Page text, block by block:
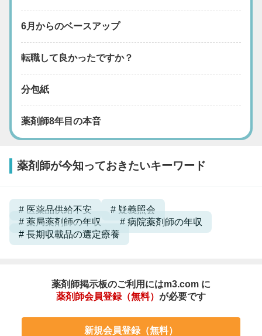
6月からのベースアップ
転職して良かったですか？
分包紙
薬剤師8年目の本音
薬剤師が今知っておきたいキーワード
医薬品供給不安
疑義照会
薬局薬剤師の年収
病院薬剤師の年収
長期収載品の選定療養
薬剤師掲示板のご利用にはm3.com に
薬剤師会員登録（無料） が必要です
新規会員登録（無料）